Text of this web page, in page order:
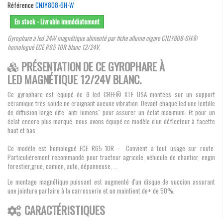
Référence CNJY808-6H-W
En stock - Livrable immédiatement
Gyrophare à led 24W magnétique alimenté par fiche allume cigare CNJY808-6H®
homologué ECE R65 10R blanc 12/24V.
PRÉSENTATION DE CE GYROPHARE À
LED MAGNÉTIQUE 12/24V BLANC.
Ce gyrophare est équipé de 8 led CREE® XTE USA montées sur un support
céramique très solide ne craignant aucune vibration. Devant chaque led une lentille
de diffusion large dite "anti lumens" pour assurer un éclat maximum. Et pour un
éclat encore plus marqué, nous avons équipé ce modèle d'un déflecteur à facette
haut et bas.
Ce modèle est homologué ECE R65 10R - Convient à tout usage sur route.
Particulièrement recommandé pour tracteur agricole, véhicule de chantier, engin
forestier,grue, camion, auto, dépanneuse, ...
Le montage magnétique puissant est augmenté d'un disque de succion assurant
une jointure parfaire à la carrosserie et un maintient de+ de 50%.
CARACTÉRISTIQUES